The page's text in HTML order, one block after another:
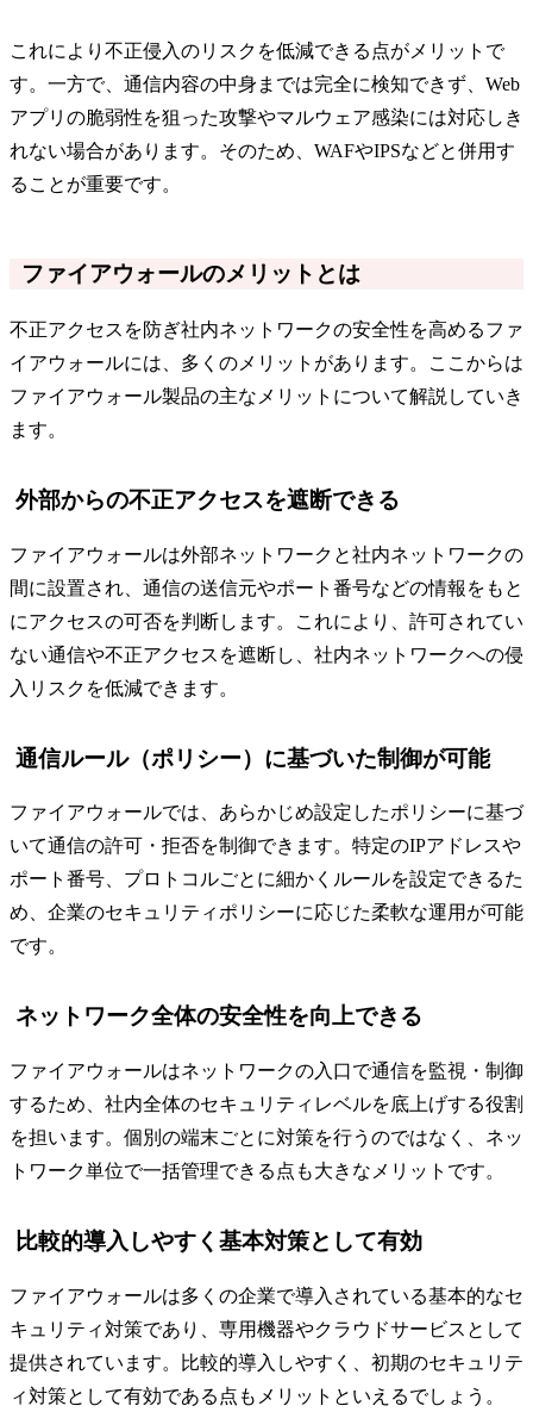
これにより不正侵入のリスクを低減できる点がメリットで
す。一方で、通信内容の中身までは完全に検知できず、Web
アプリの脆弱性を狙った攻撃やマルウェア感染には対応しき
れない場合があります。そのため、WAFやIPSなどと併用す
ることが重要です。
ファイアウォールのメリットとは
不正アクセスを防ぎ社内ネットワークの安全性を高めるファ
イアウォールには、多くのメリットがあります。ここからは
ファイアウォール製品の主なメリットについて解説していき
ます。
外部からの不正アクセスを遮断できる
ファイアウォールは外部ネットワークと社内ネットワークの
間に設置され、通信の送信元やポート番号などの情報をもと
にアクセスの可否を判断します。これにより、許可されてい
ない通信や不正アクセスを遮断し、社内ネットワークへの侵
入リスクを低減できます。
通信ルール（ポリシー）に基づいた制御が可能
ファイアウォールでは、あらかじめ設定したポリシーに基づ
いて通信の許可・拒否を制御できます。特定のIPアドレスや
ポート番号、プロトコルごとに細かくルールを設定できるた
め、企業のセキュリティポリシーに応じた柔軟な運用が可能
です。
ネットワーク全体の安全性を向上できる
ファイアウォールはネットワークの入口で通信を監視・制御
するため、社内全体のセキュリティレベルを底上げする役割
を担います。個別の端末ごとに対策を行うのではなく、ネッ
トワーク単位で一括管理できる点も大きなメリットです。
比較的導入しやすく基本対策として有効
ファイアウォールは多くの企業で導入されている基本的なセ
キュリティ対策であり、専用機器やクラウドサービスとして
提供されています。比較的導入しやすく、初期のセキュリテ
ィ対策として有効である点もメリットといえるでしょう。